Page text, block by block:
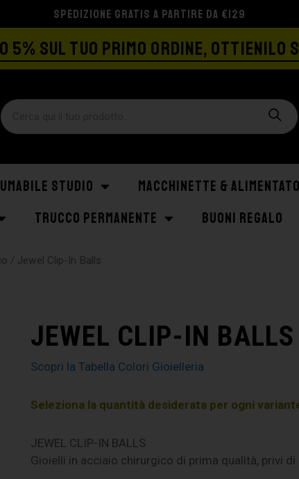
SPEDIZIONE GRATIS A PARTIRE DA €129
5% SUL TUO PRIMO ORDINE, OTTIENILO
STUDIO MACCHINETTE &
TRUCCO PERMANENTE BUONI REGALO
/ Jewel Clip-In Balls
JEWEL CLIP-IN BALLS
Scopri la Tabella Colori Gioielleria
Seleziona la quantità desiderata per ogni
JEWEL CLIP-IN BALLS
Gioielli in acciaio chirurgico di prima qualità, privi di